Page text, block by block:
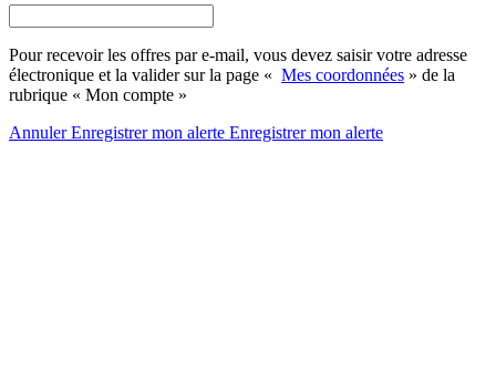
Pour recevoir les offres par e-mail, vous devez saisir votre adresse
électronique et la valider sur la page « Mes coordonnées » de la
rubrique « Mon compte »
AnnulerEnregistrer mon alerte Enregistrermon alerte